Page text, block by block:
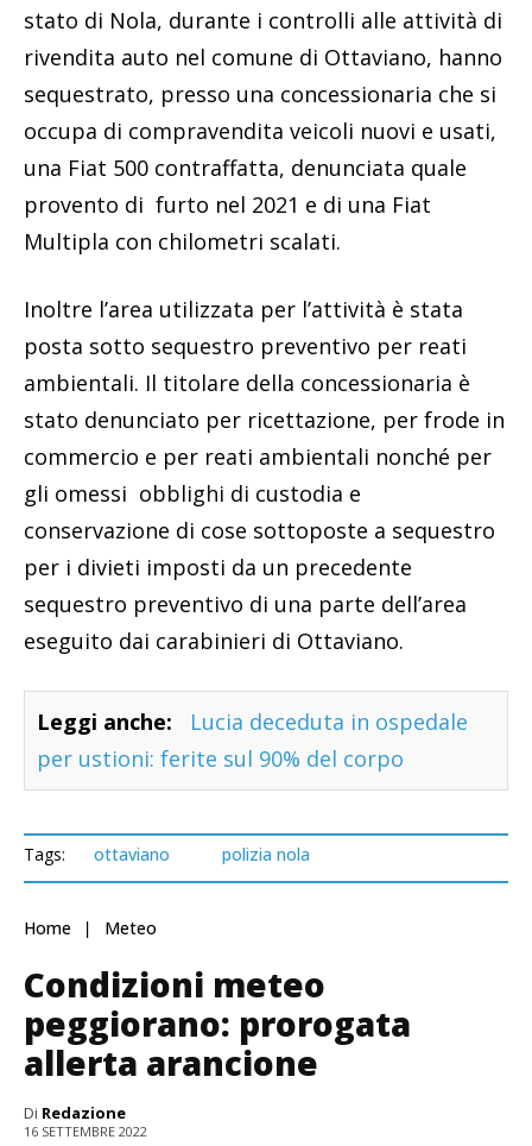
stato di Nola, durante i controlli alle attività di
rivendita auto nel comune di Ottaviano, hanno
sequestrato, presso una concessionaria che si
occupa di compravendita veicoli nuovi e usati,
una Fiat 500 contraffatta, denunciata quale
provento di furto nel 2021 e di una Fiat
Multipla con chilometri scalati.
Inoltre l’area utilizzata per l’attività è stata
posta sotto sequestro preventivo per reati
ambientali. Il titolare della concessionaria è
stato denunciato per ricettazione, per frode in
commercio e per reati ambientali nonché per
gli omessi obblighi di custodia e
conservazione di cose sottoposte a sequestro
per i divieti imposti da un precedente
sequestro preventivo di una parte dell’area
eseguito dai carabinieri di Ottaviano.
Leggi anche:
Lucia deceduta in ospedale
per ustioni: ferite sul 90% del corpo
Tags: ottaviano polizia nola
Home Meteo
Condizioni meteo
peggiorano: prorogata
allerta arancione
Di Redazione
16 SETTEMBRE 2022